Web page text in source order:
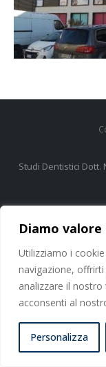
Diamo
Utilizziamo i
navigazione,
analizzare il nostro
acconsenti al
Personalizza
Studi Dentistici Dott.